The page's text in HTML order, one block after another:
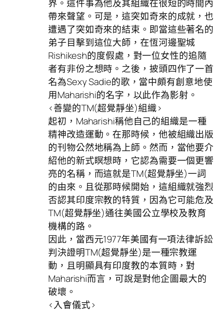
界。這件事為他及其組織在很短的時間內
帶來聲望。可是，這突如奇來的成就，也
遭遇了突如奇來的結束。即當這些著名的
弟子目擊到這位大師，在恆河邊聖城
Rishikesh的度假處，對一位女性的追隨
者有非份之想時。之後，披頭四作了一首
名為Sexy Sadie的歌，當中頗有創意地使
用Maharishi的名字，以此作為影射。
<善變的TM(超覺靜坐)組織>
起初，Maharishi稱他自己的組織是一種
精神改造運動。在那時候，他被組織出版
的刊物公然地稱為上師。然而，當他要介
紹他的新式瞑想時，它認為需要一個更響
亮的名稱，而這就是TM(超覺靜坐)一詞
的由來。且從那時候開始，這組織就強烈
否認其印度宗教的特質，因為它可能危及
TM(超覺靜坐)通往美國公立學校及教育
機構的路。
因此，當西元1977年美國有一項法律訴訟
判決證明TM(超覺靜坐)是一種宗教運
動，且明顯具有印度教的本質時，對
Maharishi而言，可說是對他企圖最大的
破壞。
<入會儀式>